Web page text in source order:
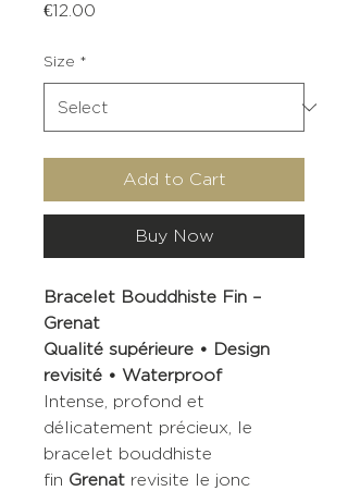
€12.00
Size *
Add to Cart
Buy Now
Bracelet Bouddhiste Fin –
Grenat
Qualité supérieure • Design
revisité • Waterproof
Intense, profond et
délicatement précieux, le
bracelet bouddhiste
fin Grenat revisite le jonc